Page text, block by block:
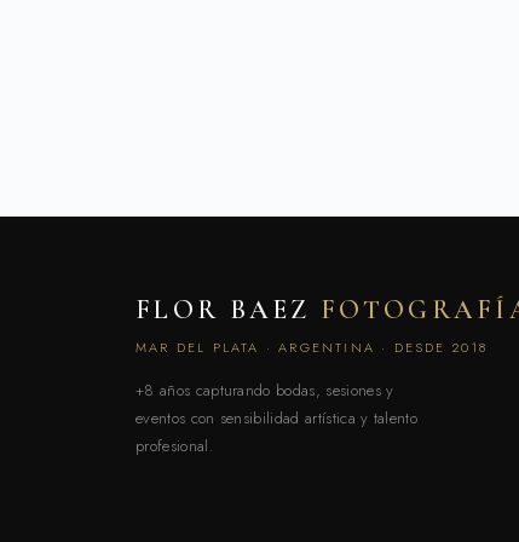
FLOR BAEZ
MAR DEL PLATA · ARGENTINA · DESDE 2018
+8 años capturando bodas, sesiones y
eventos con sensibilidad artística y talento
profesional.